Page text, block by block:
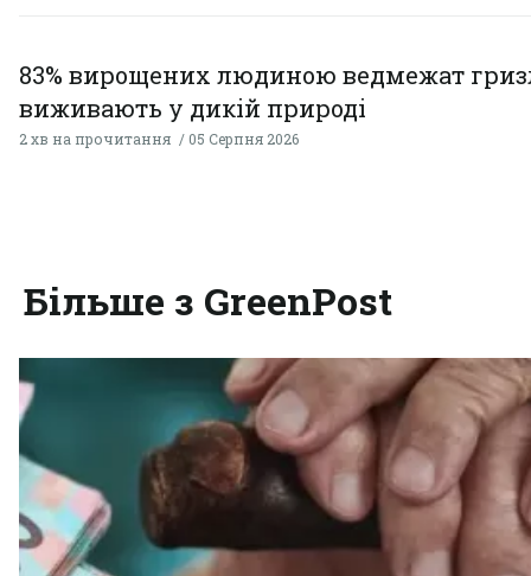
83% вирощених людиною ведмежат
виживають у дикій природі
2 хв на прочитання 05 Серпня 2026
Більше з GreenPost